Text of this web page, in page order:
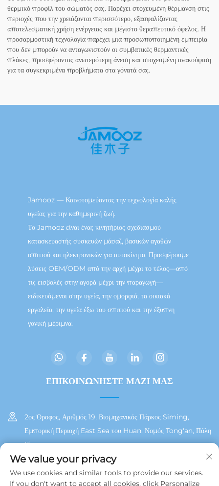
θερμικό προφίλ του σώματός σας. Παρέχει στοχευμένη θέρμανση στις
περιοχές που την χρειάζονται περισσότερο, εξασφαλίζοντας
αποτελεσματική χρήση ενέργειας και μέγιστο θεραπευτικό όφελος. Η
προσαρμοστική τεχνολογία παρέχει μια προσωποποιημένη εμπειρία
που δεν μπορούν να ανταγωνιστούν οι συμβατικές θερμαντικές
πλάκες, προσφέροντας ανωτερότερη άνεση και στοχευμένη ανακούφιση
για τα συγκεκριμένα προβλήματα στα γόνατά σας.
Jamooz — Καινοτομεύοντας την τεχνολογία καλής
υγείας για την καθημερινή ζωή.
Το Jamooz είναι ένας κινητήριος σχεδιασμού
κατασκευαστής συσκευών μάσαζ, βασικών αγαθών
σπιτιού και ηλεκτρονικών για αυτοκίνητα. Προσφέρουμε
λύσεις OEM/ODM από την αρχή μέχρι το τέλος—από
τις εισβολές στην αγορά μέχρι την παραγωγή—
ειδικευόμενοι στην υγεία, την ομορφιά, τα οικιακά
εργαλεία, την υγεία έξω του σπιτιού και την έξυπνη
γονική μέριμνα.
ΕΠΙΚΟΙΝΩΝΗΣΤΕ ΜΑΖΙ ΜΑΣ
2ος Όροφος, Αριθμός 19, Βιομηχανικός Πάρκος Siming,
Εμπορική Περιοχή East Sea του Huan, Νομός Tong'an, Πόλη
Xiamen
+86 13215929911
We value your privacy
We use cookies and similar tools to provide our services.
If you don't want to accept all cookies, click Personalize